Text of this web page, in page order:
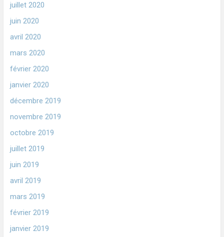
juillet 2020
juin 2020
avril 2020
mars 2020
février 2020
janvier 2020
décembre 2019
novembre 2019
octobre 2019
juillet 2019
juin 2019
avril 2019
mars 2019
février 2019
janvier 2019